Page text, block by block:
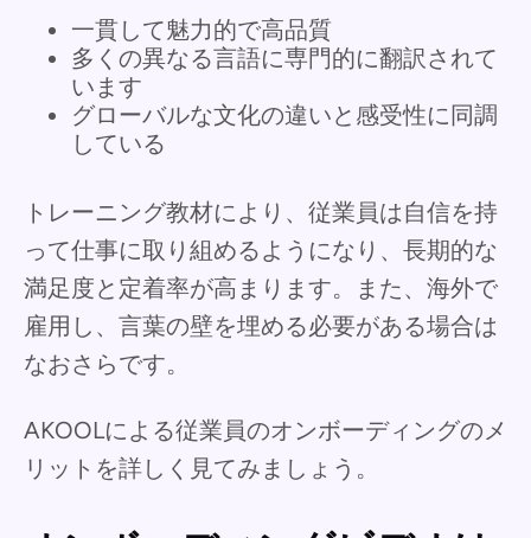
一貫して魅力的で高品質
多くの異なる言語に専門的に翻訳されて
います
グローバルな文化の違いと感受性に同調
している
トレーニング教材により、従業員は自信を持
って仕事に取り組めるようになり、長期的な
満足度と定着率が高まります。また、海外で
雇用し、言葉の壁を埋める必要がある場合は
なおさらです。
AKOOLによる従業員のオンボーディングのメ
リットを詳しく見てみましょう。